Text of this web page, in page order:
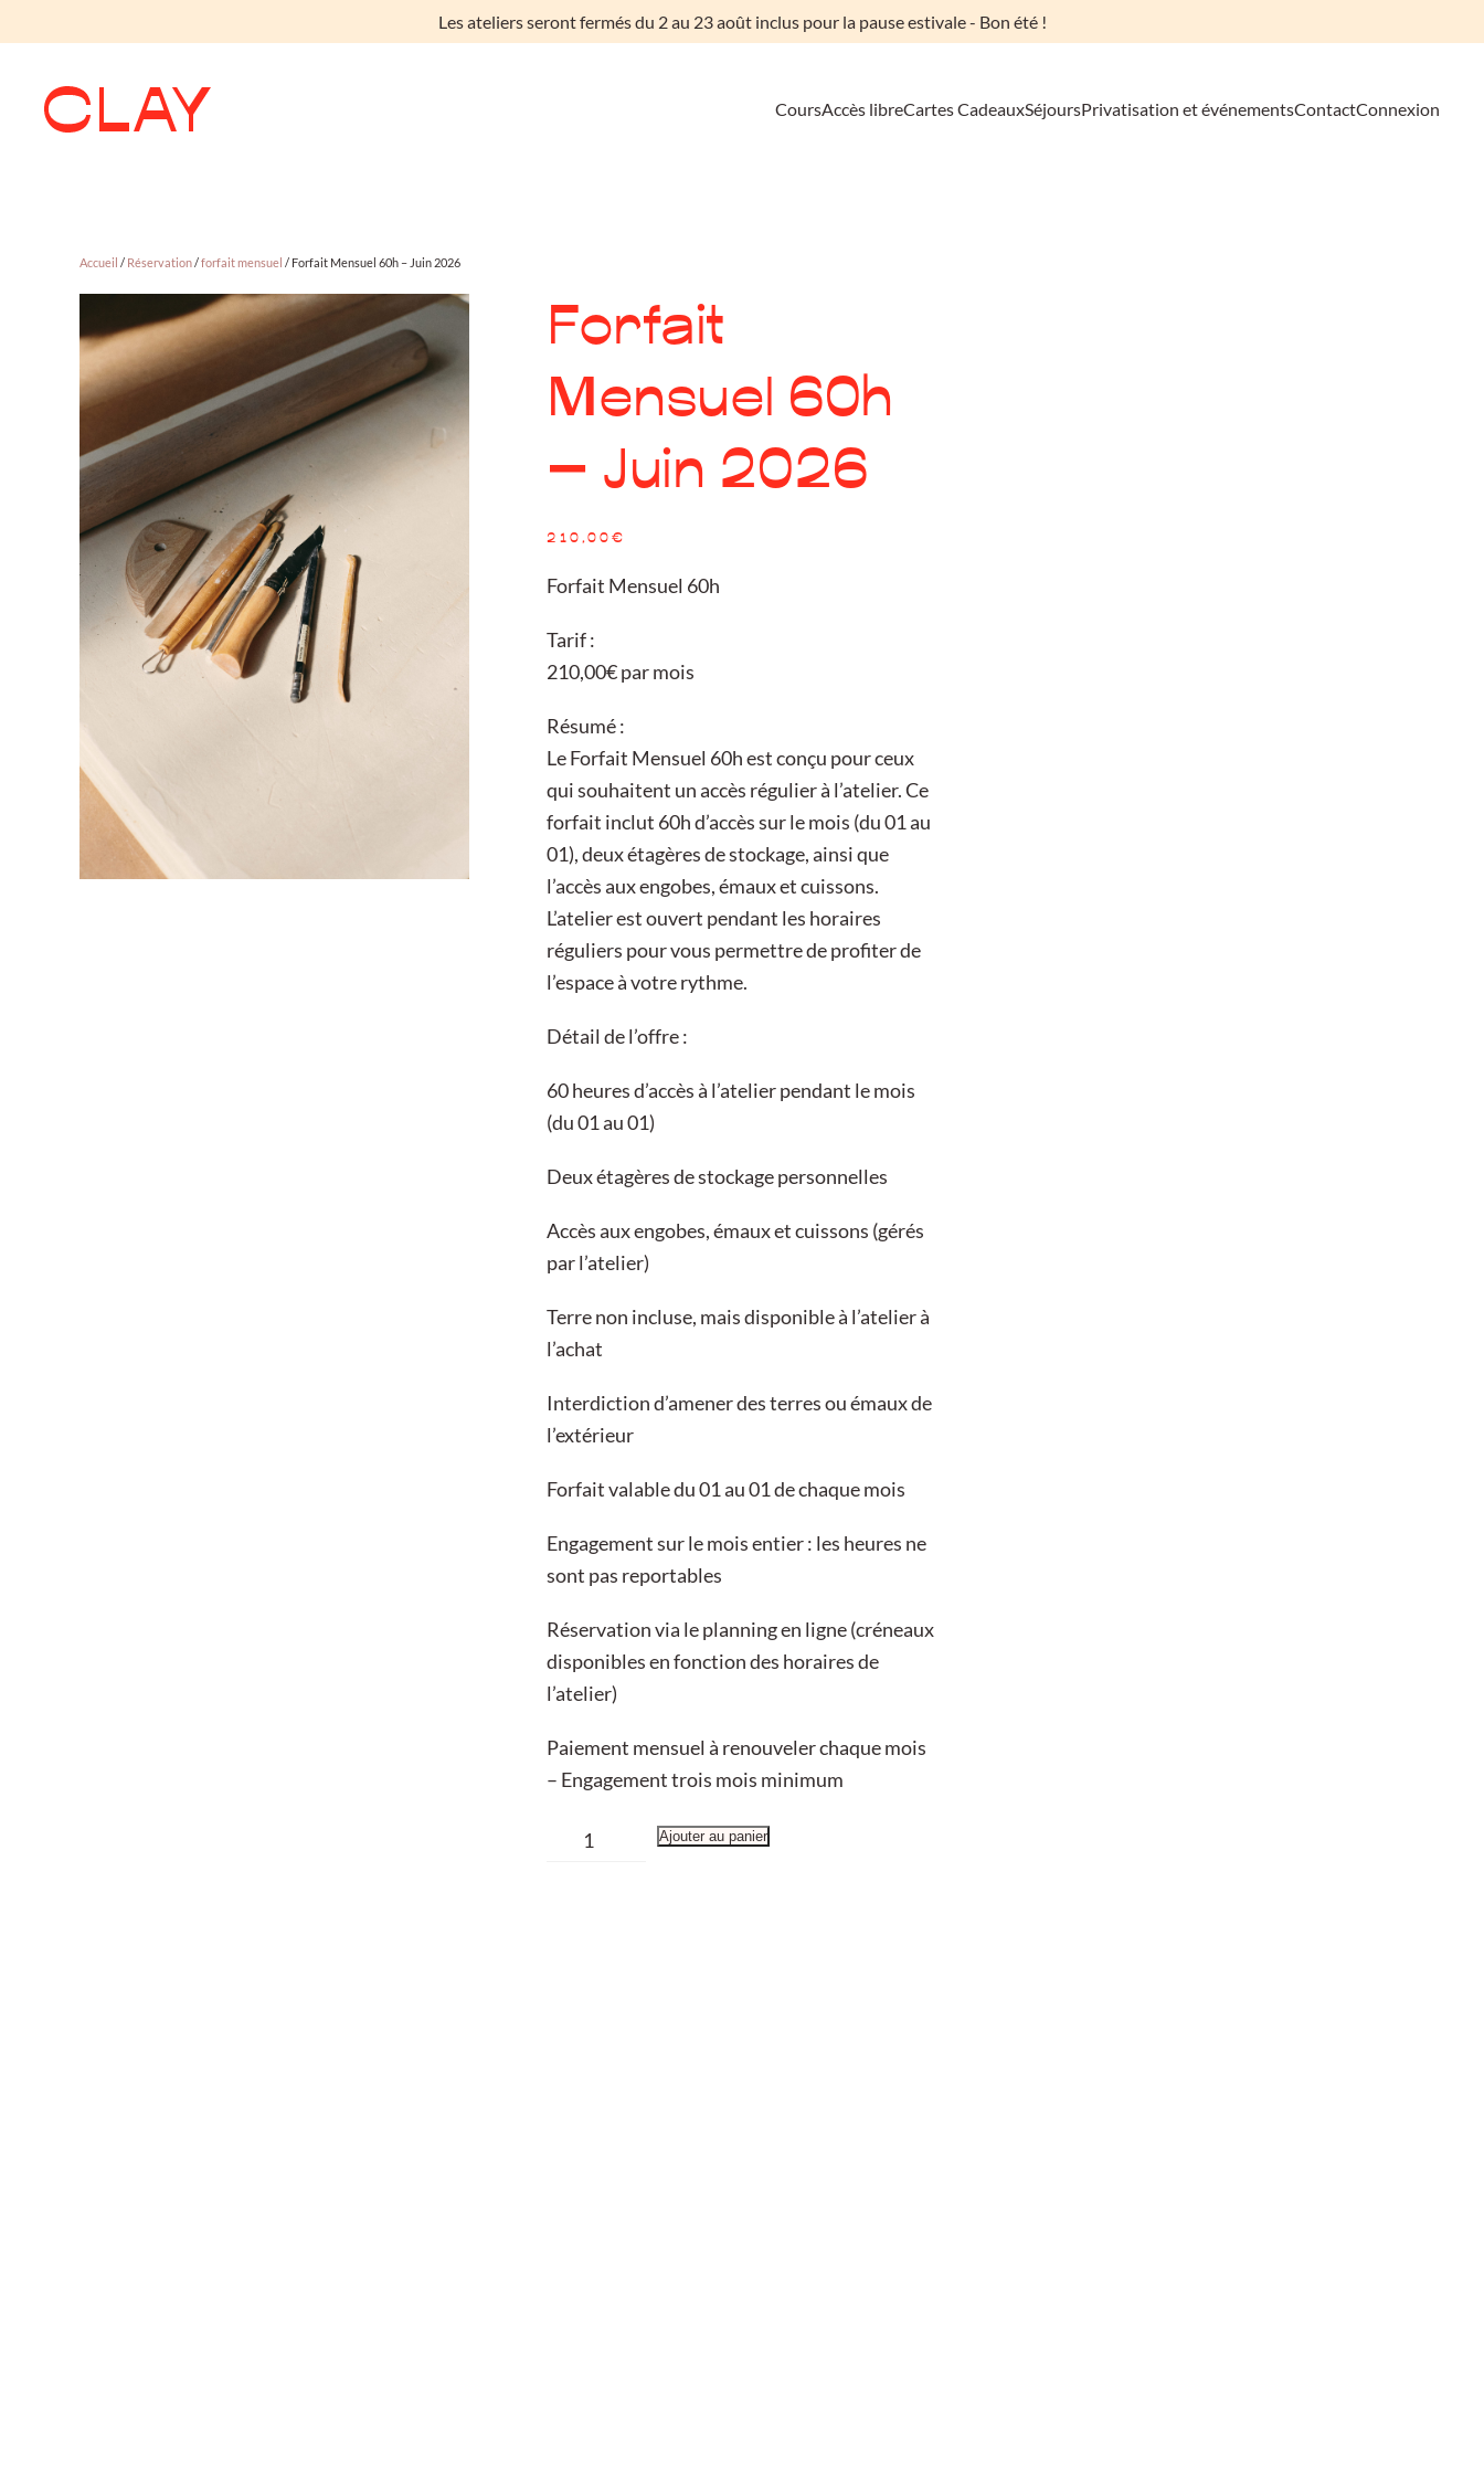
Les ateliers seront fermés du 2 au 23 août inclus pour la pause estivale - Bon été !
CoursAccès libreCartes CadeauxSéjoursPrivatisation et événementsContactConnexion
Accueil / Réservation/forfait mensuel / Forfait Mensuel 60h – Juin 2026
Forfait
Mensuel 60h
– Juin 2026
210,00€
Forfait Mensuel 60h
Tarif :
210,00€ par mois
Résumé :
Le Forfait Mensuel 60h est conçu pour ceux
qui souhaitent un accès régulier à l’atelier. Ce
forfait inclut 60h d’accès sur le mois (du 01 au
01), deux étagères de stockage, ainsi que
l’accès aux engobes, émaux et cuissons.
L’atelier est ouvert pendant les horaires
réguliers pour vous permettre de profiter de
l’espace à votre rythme.
Détail de l’offre :
60 heures d’accès à l’atelier pendant le mois
(du 01 au 01)
Deux étagères de stockage personnelles
Accès aux engobes, émaux et cuissons (gérés
par l’atelier)
Terre non incluse, mais disponible à l’atelier à
l’achat
Interdiction d’amener des terres ou émaux de
l’extérieur
Forfait valable du 01 au 01 de chaque mois
Engagement sur le mois entier : les heures ne
sont pas reportables
Réservation via le planning en ligne (créneaux
disponibles en fonction des horaires de
l’atelier)
Paiement mensuel à renouveler chaque mois
– Engagement trois mois minimum
quantité
Ajouter au panier